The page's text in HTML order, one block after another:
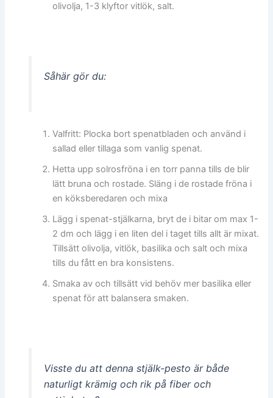
olivolja, 1-3 klyftor vitlök, salt.
Såhär gör du:
Valfritt: Plocka bort spenatbladen och använd i
sallad eller tillaga som vanlig spenat.
Hetta upp solrosfröna i en torr panna tills de blir
lätt bruna och rostade. Släng i de rostade fröna i
en köksberedaren och mixa
Lägg i spenat-stjälkarna, bryt de i bitar om max 1-
2 dm och lägg i en liten del i taget tills allt är mixat.
Tillsätt olivolja, vitlök, basilika och salt och mixa
tills du fått en bra konsistens.
Smaka av och tillsätt vid behöv mer basilika eller
spenat för att balansera smaken.
Visste du att denna stjälk-pesto är både
naturligt krämig och rik på fiber och